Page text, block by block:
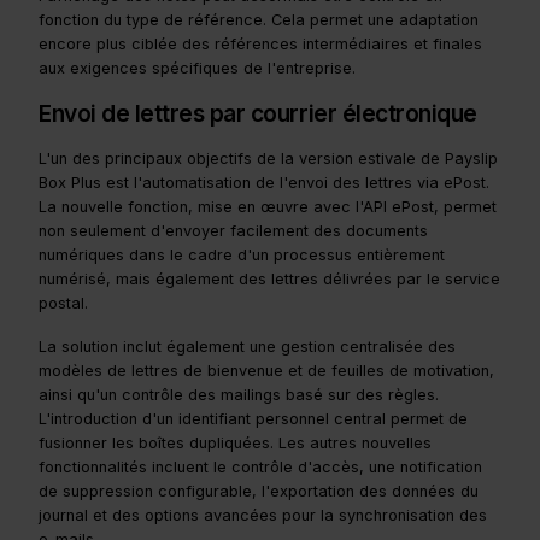
fonction du type de référence. Cela permet une adaptation
encore plus ciblée des références intermédiaires et finales
aux exigences spécifiques de l'entreprise.
Envoi de lettres par courrier électronique
L'un des principaux objectifs de la version estivale de Payslip
Box Plus est l'automatisation de l'envoi des lettres via ePost.
La nouvelle fonction, mise en œuvre avec l'API ePost, permet
non seulement d'envoyer facilement des documents
numériques dans le cadre d'un processus entièrement
numérisé, mais également des lettres délivrées par le service
postal.
La solution inclut également une gestion centralisée des
modèles de lettres de bienvenue et de feuilles de motivation,
ainsi qu'un contrôle des mailings basé sur des règles.
L'introduction d'un identifiant personnel central permet de
fusionner les boîtes dupliquées. Les autres nouvelles
fonctionnalités incluent le contrôle d'accès, une notification
de suppression configurable, l'exportation des données du
journal et des options avancées pour la synchronisation des